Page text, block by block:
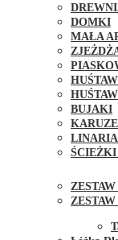
DOMKI
MAŁA
BUJAKI
LINARIA